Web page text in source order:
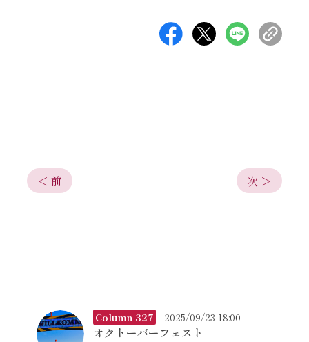
＜ 前 次 ＞
Column 327 2025/09/23 18:00
オクトーバーフェスト